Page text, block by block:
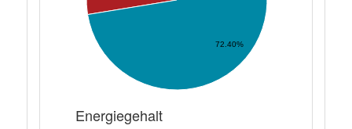
72.40%
Energiegehalt